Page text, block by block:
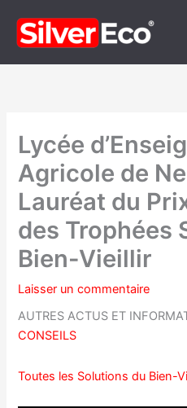
contenu
Lycée
Agricole de
Lauréat du
des Trophées
Bien-Vieillir
Laisser un commentaire
AUTRES ACTUS ET
CONSEILS
Toutes les Solutions du Bien-